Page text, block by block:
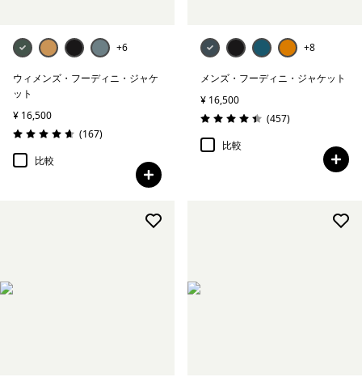
絞り込み
性別
絞り込み
スポーツ
絞り込み
+6
ウィメンズ・フーディニ・ジャケ
ット
¥ 16,500
評価: 4.7 / 5
(167レビュー
)
比較
+8
メンズ・フーディニ・ジャケット
¥ 16,500
評価: 4.5 / 5
(457レビュー
)
比較